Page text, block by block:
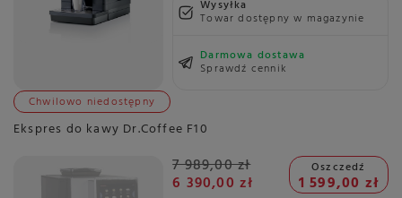
Wysyłka
Towar dostępny w magazynie
Darmowa dostawa
Sprawdź cennik
Chwilowo niedostępny
Ekspres do kawy Dr.Coffee F10
7 989,00 zł
6 390,00 zł
Oszczedź
1 599,00 zł